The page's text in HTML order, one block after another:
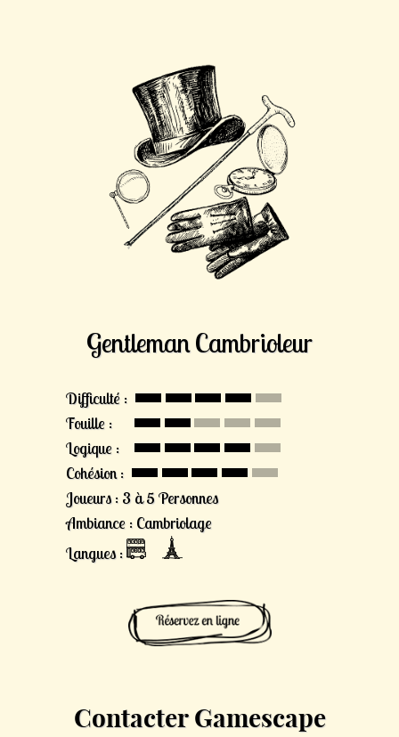
Gentleman Cambrioleur
Difficulté :
Fouille :
Logique :
Cohésion :
Joueurs : 3 à 5 Personnes
Ambiance : Cambriolage
Langues :
Contacter Gamescape